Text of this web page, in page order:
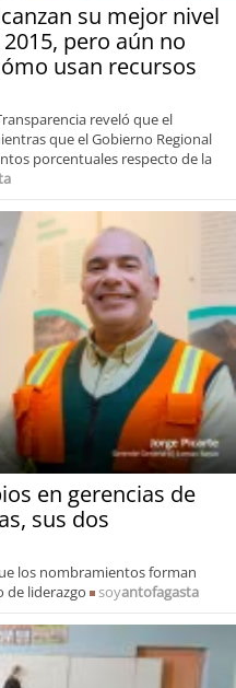
su mejor nivel
pero aún no
usan recursos
reveló que el
que el Gobierno Regional
porcentuales respecto de la
en gerencias de
sus dos
los nombramientos forman
de liderazgo
soyantofagasta